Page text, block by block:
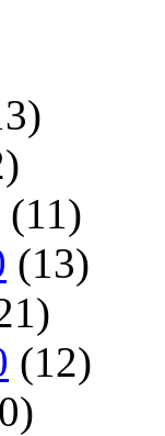
(11)
(13)
(12)